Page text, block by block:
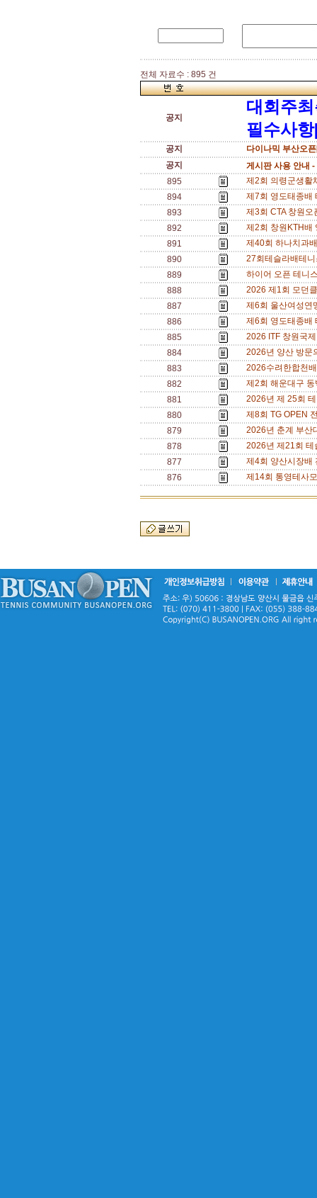
전체 자료수 : 895 건
공지
대회주
필수사
공지
다이나믹 부산오
공지
게시판 사용 안내 -
895
제2회 의령군생활
894
제7회 영도태종배
893
제3회 CTA 창원
892
제2회 창원KTH배
891
제40회 하나치과
890
27회테슬라배테
889
하이어 오픈 테니
888
2026 제1회 모던
887
제6회 울산여성
886
제6회 영도태종배
885
2026 ITF 창원국
884
2026년 양산 방문
883
2026수려한합천
882
제2회 해운대구
881
2026년 제 25회
880
제8회 TG OPEN
879
2026년 춘계 부
878
2026년 제21회
877
제4회 양산시장배
876
제14회 통영테사